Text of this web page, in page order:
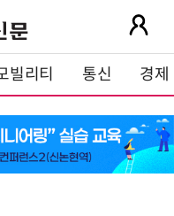
빌리티 통신 경제